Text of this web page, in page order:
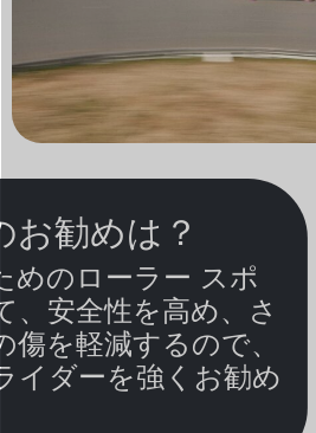
お勧めは？
めのローラー スポ
、安全性を高め、さ
傷を軽減するので、
イダーを強くお勧め